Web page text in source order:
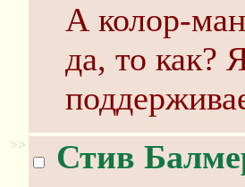
А колор-
да, то как?
>> Стив